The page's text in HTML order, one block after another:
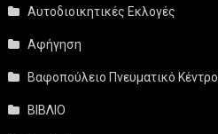
Αυτοδιοικητικές Εκλογές
Αφήγηση
Βαφοπούλειο Πνευματικό Κέντρο
ΒΙΒΛΙΟ